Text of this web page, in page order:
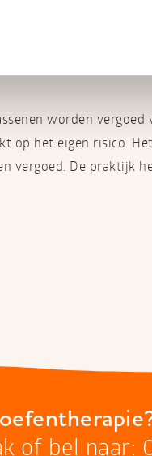
worden
op het eigen risico.
vergoed. De praktijk
of bel naar: